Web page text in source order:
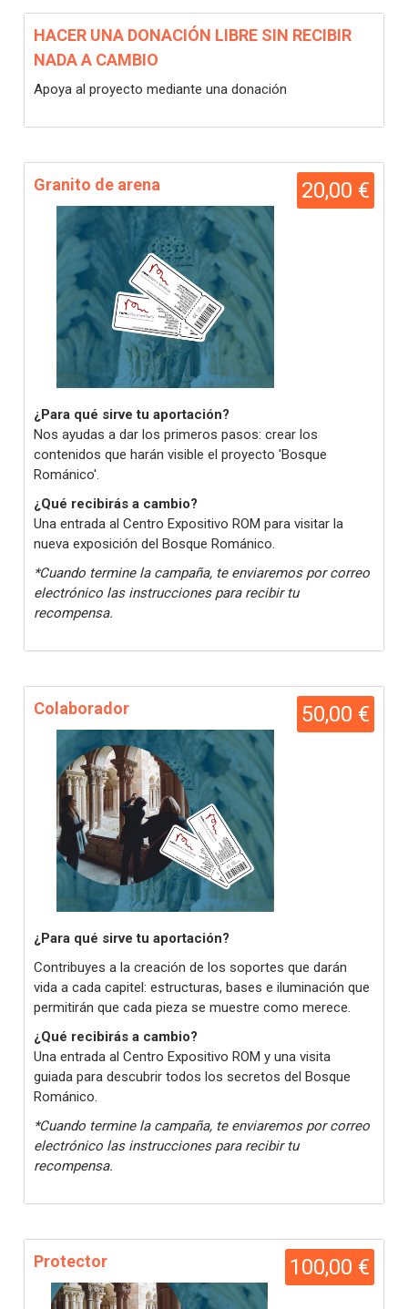
HACER UNA DONACIÓN LIBRE SIN RECIBIR
NADA A CAMBIO
Apoya al proyecto mediante una donación
20,00 €
Granito de arena
¿Para qué sirve tu aportación?
Nos ayudas a dar los primeros pasos: crear los
contenidos que harán visible el proyecto 'Bosque
Románico'.
¿Qué recibirás a cambio?
Una entrada al Centro Expositivo ROM para visitar la
nueva exposición del Bosque Románico.
*Cuando termine la campaña, te enviaremos por correo
electrónico las instrucciones para recibir tu
recompensa.
50,00 €
Colaborador
¿Para qué sirve tu aportación?
Contribuyes a la creación de los soportes que darán
vida a cada capitel: estructuras, bases e iluminación que
permitirán que cada pieza se muestre como merece.
¿Qué recibirás a cambio?
Una entrada al Centro Expositivo ROM y una visita
guiada para descubrir todos los secretos del Bosque
Románico.
*Cuando termine la campaña, te enviaremos por correo
electrónico las instrucciones para recibir tu
recompensa.
100,00 €
Protector